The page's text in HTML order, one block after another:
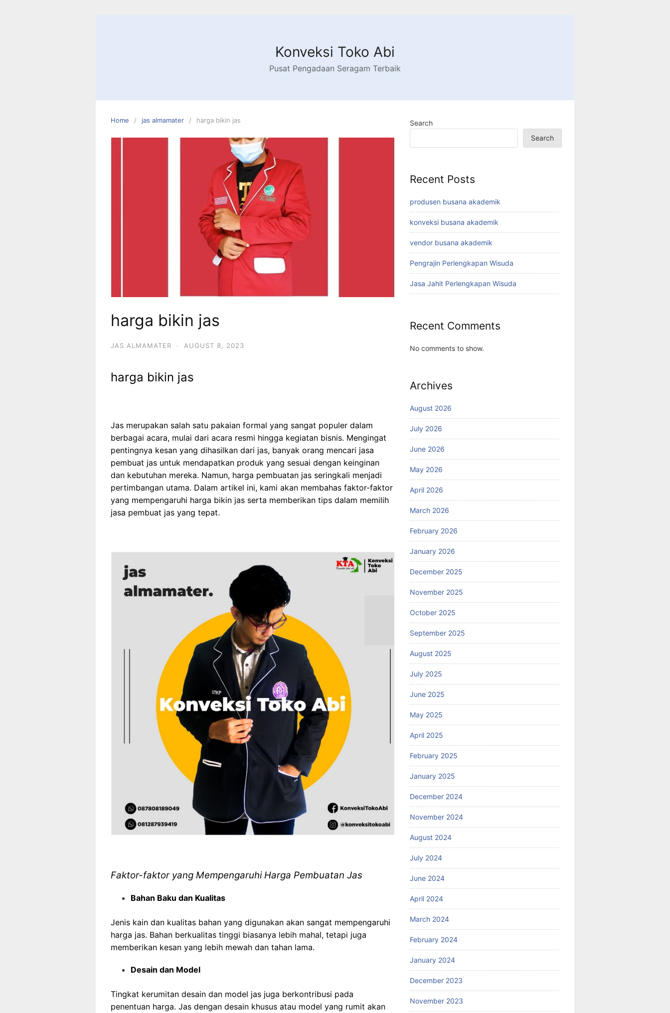
Konveksi Toko Abi
Pusat Pengadaan Seragam Terbaik
Home jas almamater harga bikin jas
harga bikin jas
JAS ALMAMATER · AUGUST 8, 2023
harga bikin jas
Jas merupakan salah satu pakaian formal yang sangat populer dalam
berbagai acara, mulai dari acara resmi hingga kegiatan bisnis. Mengingat
pentingnya kesan yang dihasilkan dari jas, banyak orang mencari jasa
pembuat jas untuk mendapatkan produk yang sesuai dengan keinginan
dan kebutuhan mereka. Namun, harga pembuatan jas seringkali menjadi
pertimbangan utama. Dalam artikel ini, kami akan membahas faktor-faktor
yang mempengaruhi harga bikin jas serta memberikan tips dalam memilih
jasa pembuat jas yang tepat.
Faktor-faktor yang Mempengaruhi Harga Pembuatan Jas
Bahan Baku dan Kualitas
Jenis kain dan kualitas bahan yang digunakan akan sangat mempengaruhi
harga jas. Bahan berkualitas tinggi biasanya lebih mahal, tetapi juga
memberikan kesan yang lebih mewah dan tahan lama.
Desain dan Model
Tingkat kerumitan desain dan model jas juga berkontribusi pada
penentuan harga. Jas dengan desain khusus atau model yang rumit akan
Search
Search
Recent Posts
produsen busana akademik
konveksi busana akademik
vendor busana akademik
Pengrajin Perlengkapan Wisuda
Jasa Jahit Perlengkapan Wisuda
Recent Comments
No comments to show.
Archives
August 2026
July 2026
June 2026
May 2026
April 2026
March 2026
February 2026
January 2026
December 2025
November 2025
October 2025
September 2025
August 2025
July 2025
June 2025
May 2025
April 2025
February 2025
January 2025
December 2024
November 2024
August 2024
July 2024
June 2024
April 2024
March 2024
February 2024
January 2024
December 2023
November 2023